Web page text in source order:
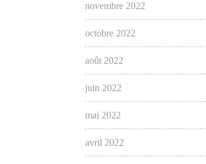
novembre 2022
octobre 2022
août 2022
juin 2022
mai 2022
avril 2022